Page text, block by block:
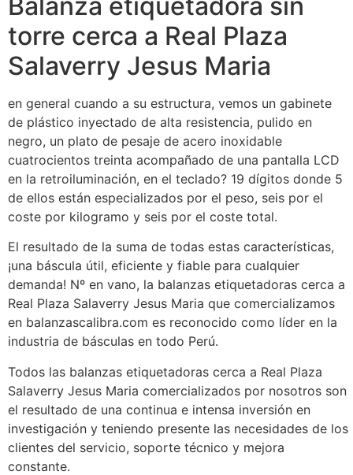
torre cerca a Real Plaza
Salaverry Jesus Maria
en general cuando a su estructura, vemos un gabinete
de plástico inyectado de alta resistencia, pulido en
negro, un plato de pesaje de acero inoxidable
cuatrocientos treinta acompañado de una pantalla LCD
en la retroiluminación, en el teclado? 19 dígitos donde 5
de ellos están especializados por el peso, seis por el
coste por kilogramo y seis por el coste total.
El resultado de la suma de todas estas características,
¡una báscula útil, eficiente y fiable para cualquier
demanda! Nº en vano, la balanzas etiquetadoras cerca a
Real Plaza Salaverry Jesus Maria que comercializamos
en balanzascalibra.com es reconocido como líder en la
industria de básculas en todo Perú.
Todos las balanzas etiquetadoras cerca a Real Plaza
Salaverry Jesus Maria comercializados por nosotros son
el resultado de una continua e intensa inversión en
investigación y teniendo presente las necesidades de los
clientes del servicio, soporte técnico y mejora
constante.